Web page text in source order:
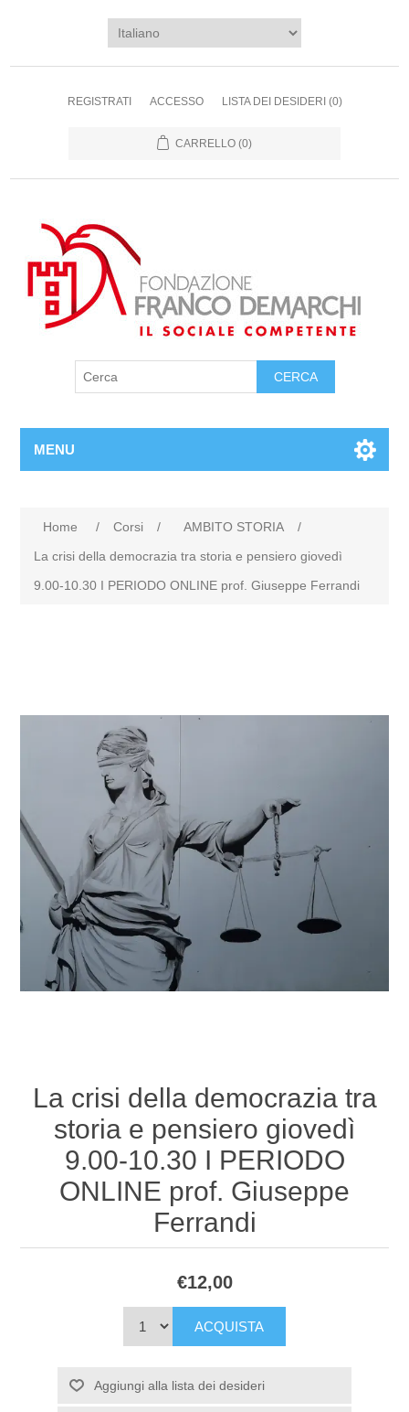
REGISTRATI ACCESSO LISTA DEI DESIDERI (0)
CARRELLO (0)
CERCA
MENU
Home / Corsi / AMBITO STORIA
/
La crisi della democrazia tra storia e pensiero giovedì
9.00-10.30 I PERIODO ONLINE prof. Giuseppe Ferrandi
La crisi della democrazia tra
storia e pensiero giovedì
9.00-10.30 I PERIODO
ONLINE prof. Giuseppe
Ferrandi
€12,00
ACQUISTA
Aggiungi alla lista dei desideri